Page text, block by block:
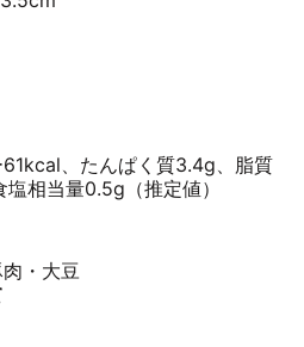
、たんぱく質3.4g、脂質
相当量0.5g（推定値）
・大豆